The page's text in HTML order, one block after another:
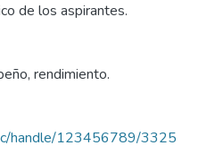
de los aspirantes.
rendimiento.
handle/123456789/3325